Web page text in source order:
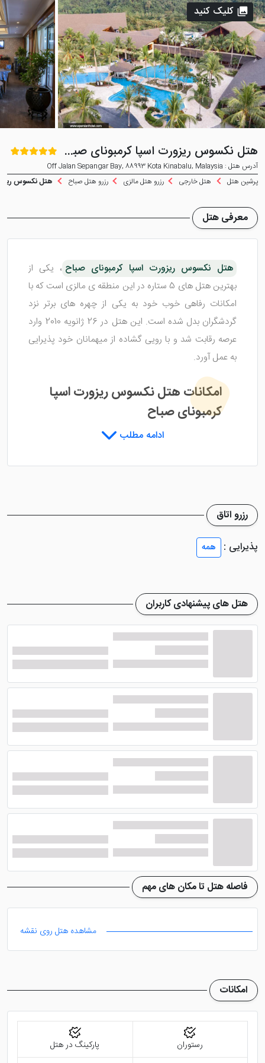
هتل نکسوس ریزورت اسپا کرمبونای صباح
آدرس هتل : Off Jalan Sepangar Bay, 88993 Kota Kinabalu, Malaysia
پرشین هتل
هتل خارجی رزرو هتل مالزی رزرو هتل صباح هتل نکسوس
کلیک کنید
معرفی هتل
هتل نکسوس ریزورت اسپا کرمبونای صباح ، یکی از
بهترین هتل های 5 ستاره در این منطقه ی مالزی است که با
امکانات رفاهی خوب خود به یکی از چهره های برتر نزد
گردشگران بدل شده است. این هتل در 26 ژانویه 2010 وارد
عرصه رقابت شد و با رویی گشاده از میهمانان خود پذیرایی
به عمل آورد.
امکانات هتل نکسوس ریزورت اسپا
کرمبونای صباح
استخر در فضای باز است که برای تمامی میهمانان قابل
دهنده در اسپا هتل استراحت کرده و آرامش خود را بدست
بیاورید. زمین گلف این هتل نیز برای دوست داران این بازی
بهترین مکان می باشد. محوطه بازی و استخر مخصوص
کودکان نیز برای میهمانان کوچک هتل در نظر گرفته شده
هتل نکسوس ریزورت اسپا کرمبونای صباح
ساعته دارد که البته برای فعالیت های خارج از هتل، مانند
دوچرخه سواری و اسب سواری به شما خدمت رسانی می
کند. مرکز تناسب اندام هتل نیز با پیشرفته ترین دستگاه ها
مجهز شده تا گردشگران مقیم در هتل بتوانند عضلات خود را
پرورش دهند. پارکینگ رایگان برای میهمانانی که رانندگی می
کنند، فراهم بوده و اینترنت رایگام هم در تمام نقاط هتل قابل
دسترس است.
رستوران و اتاق های هتل نکسوس
ریزورت اسپا کرمبونای صباح
هتل 5 ستاره نکسوس ریزورت اسپا کرمبونای صباح
دارای
رستوران های متعددی است که صبحانه بوفه مفصل به
صورت روزانه در رستوران «پنیو» سرو می شود. جهت صرف
وعده های نهار و شام می توانید به رستوران «کینگ فیشر»
مراجعه کرده و لذیذ ترین غذاهای محلی و بین المللی را سرو
کنید. اگر هم به دنبال وعده های غذایی و نوشیدنی های
استفاده کنید. نا گفته نماند نوشیدنی های سرخوش کننده و
غذاهای گریل شده را می توانید در رستوران نیمه بارانی
هتل جذاب نکسوس ریزورت اسپا کرمبونای صباح اتاق
های فوق العاده زیبا و وسیع دارد که با طراحی مدرن مبله
شده اند تا میهمانان کمال رضایت را داشته باشند. اتاق های
این هتل صباح مجهز به سیستم تهویه مطبوع، تلویزیون
ادامه مطلب
رزرو اتاق
پذیرایی :
همه
هتل های پیشنهادی کاربران
فاصله هتل تا مکان های مهم
مشاهده هتل روی نقشه
امکانات
رستوران پارکینگ در هتل